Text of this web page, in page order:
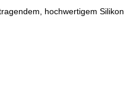
hochwertigem Silikon.